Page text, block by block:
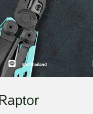
Raptor